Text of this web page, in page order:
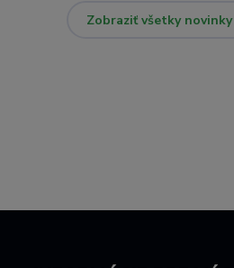
Zobraziť všetky novinky